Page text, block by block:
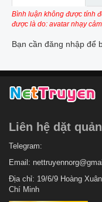
Bình luận không được tính
được là do: avatar nhạy
Bạn cần đăng nhập để
Liên hệ dặt
Telegram:
Email:
Địa chỉ: 19/6/9 Hoàng
Chí Minh